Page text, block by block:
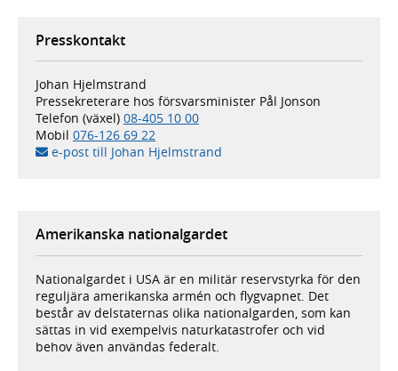
Presskontakt
Johan Hjelmstrand
Pressekreterare hos försvarsminister Pål Jonson
Telefon (växel) 08-405 10 00
Mobil 076-126 69 22
e-post till Johan Hjelmstrand
Amerikanska nationalgardet
Nationalgardet i USA är en militär reservstyrka för den
reguljära amerikanska armén och flygvapnet. Det
består av delstaternas olika nationalgarden, som kan
sättas in vid exempelvis naturkatastrofer och vid
behov även användas federalt.